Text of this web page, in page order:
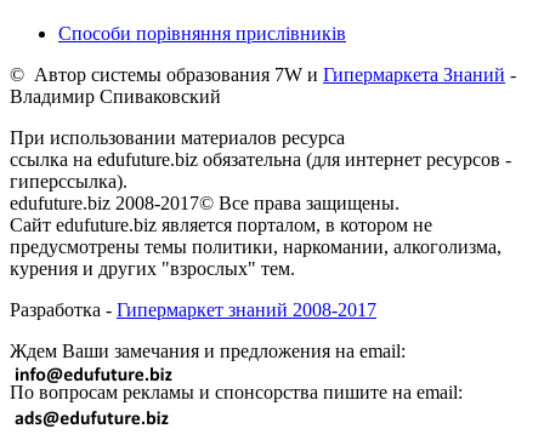
Способи порівняння прислівників
© Автор системы образования 7W и Гипермаркета Знаний -
Владимир Спиваковский
При использовании материалов ресурса
ссылка на edufuture.biz обязательна (для интернет ресурсов -
гиперссылка).
edufuture.biz 2008-2017© Все права защищены.
Сайт edufuture.biz является порталом, в котором не
предусмотрены темы политики, наркомании, алкоголизма,
курения и других "взрослых" тем.
Разработка - Гипермаркет знаний 2008-2017
Ждем Ваши замечания и предложения на email:
По вопросам рекламы и спонсорства пишите на email: